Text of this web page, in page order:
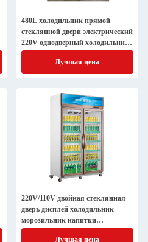
480L холодильник прямой
стеклянной двери электрический
220V однодверный холодильник
для вина
Лучшая цена
220V/110V двойная стеклянная
дверь дисплей холодильник
морозильник напитки
коммерческая витрина
Лучшая цена